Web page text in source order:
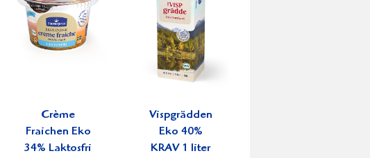
Crème
Fraichen Eko
34% Laktosfri
Vispgrädden
Eko 40%
KRAV 1 liter